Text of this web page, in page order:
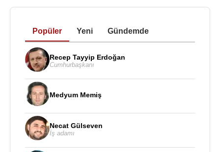
Popüler Yeni Gündemde
Recep Tayyip Erdoğan
Cumhurbaşkanı
Medyum Memiş
Necat Gülseven
İş adamı